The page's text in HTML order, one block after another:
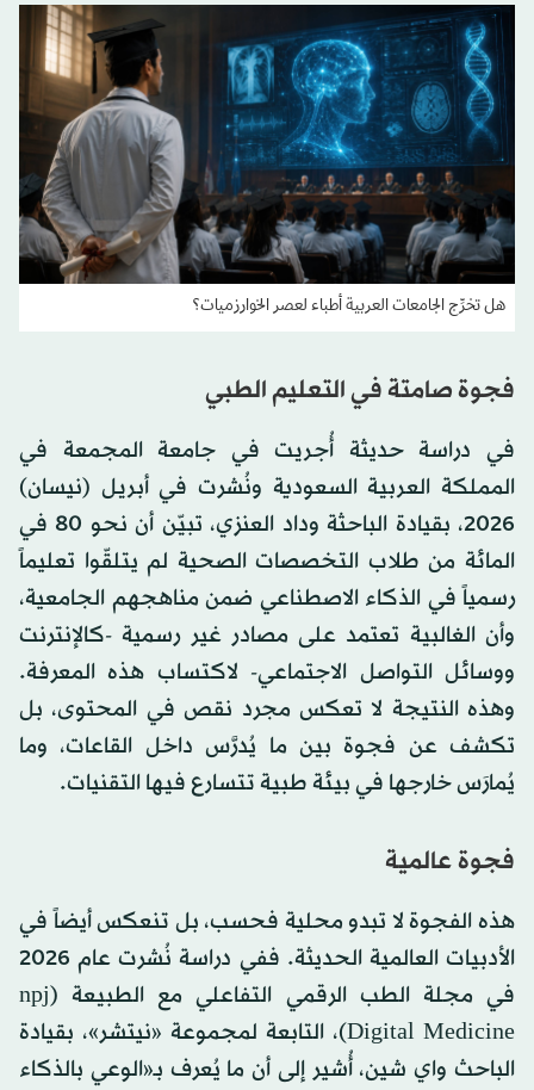
هل تخرِّج الجامعات العربية أطباء لعصر الخوارزميات؟
فجوة صامتة في التعليم الطبي
في دراسة حديثة أُجريت في جامعة المجمعة في
المملكة العربية السعودية ونُشرت في أبريل (نيسان)
2026، بقيادة الباحثة وداد العنزي، تبيّن أن نحو 80 في
المائة من طلاب التخصصات الصحية لم يتلقّوا تعليماً
رسمياً في الذكاء الاصطناعي ضمن مناهجهم الجامعية،
وأن الغالبية تعتمد على مصادر غير رسمية -كالإنترنت
ووسائل التواصل الاجتماعي- لاكتساب هذه المعرفة.
وهذه النتيجة لا تعكس مجرد نقص في المحتوى، بل
تكشف عن فجوة بين ما يُدرَّس داخل القاعات، وما
يُمارَس خارجها في بيئة طبية تتسارع فيها التقنيات.
فجوة عالمية
هذه الفجوة لا تبدو محلية فحسب، بل تنعكس أيضاً في
الأدبيات العالمية الحديثة. ففي دراسة نُشرت عام 2026
في مجلة الطب الرقمي التفاعلي مع الطبيعة (npj
Digital Medicine)، التابعة لمجموعة «نيتشر»، بقيادة
الباحث واي شين، أُشير إلى أن ما يُعرف بـ«الوعي بالذكاء